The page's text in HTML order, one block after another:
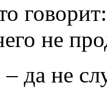
не
да не